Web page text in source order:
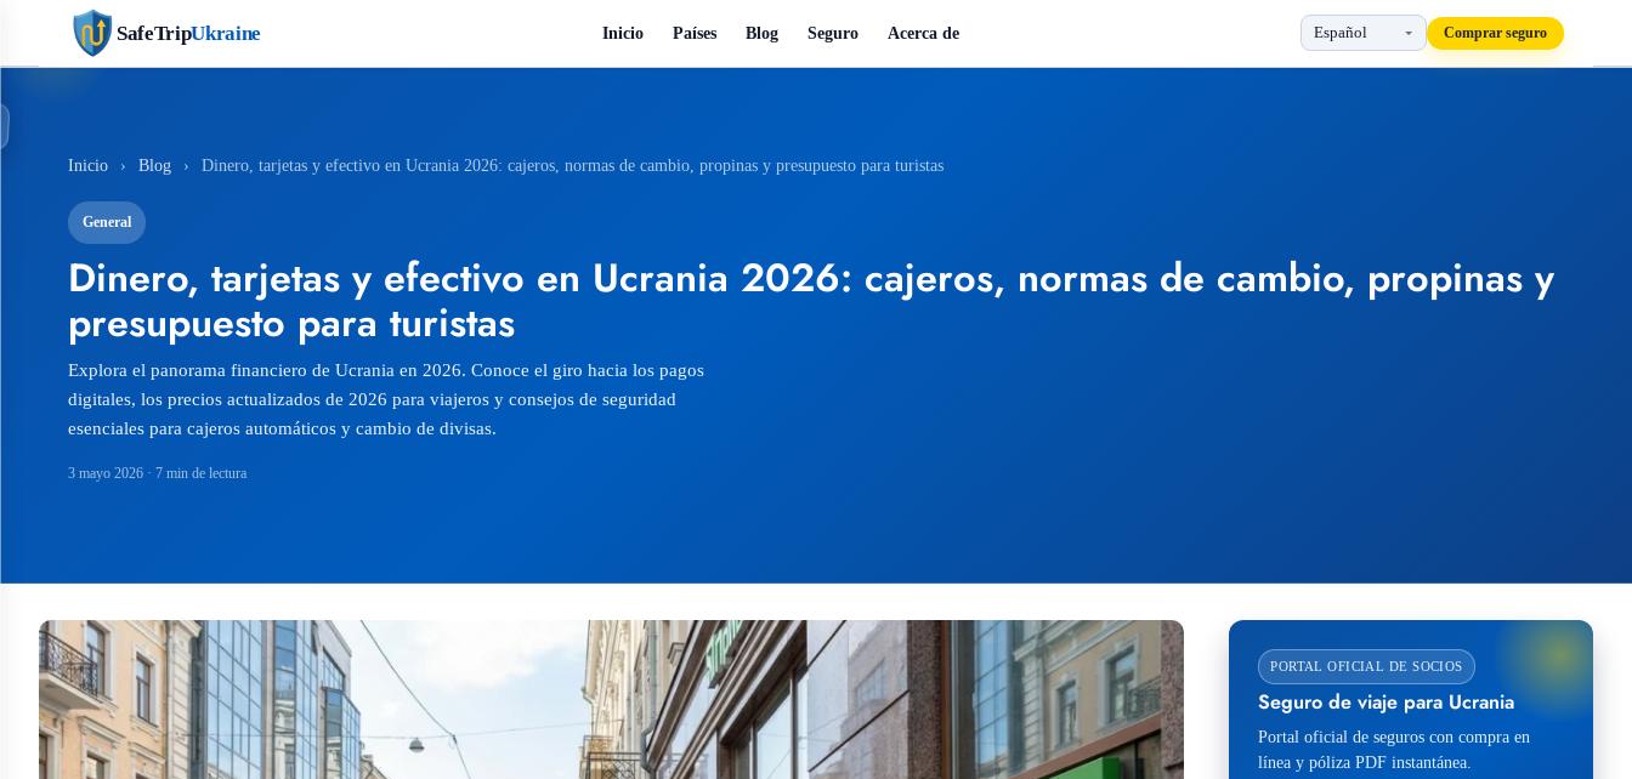
SafeTripUkraine Inicio Países Blog Seguro Acerca de Comprar seguro
Inicio › Blog › Dinero, tarjetas y efectivo en Ucrania 2026: cajeros, normas de cambio, propinas y presupuesto para turistas
General
Dinero, tarjetas y efectivo en Ucrania 2026: cajeros, normas de cambio, propinas y
presupuesto para turistas
Explora el panorama financiero de Ucrania en 2026. Conoce el giro hacia los pagos
digitales, los precios actualizados de 2026 para viajeros y consejos de seguridad
esenciales para cajeros automáticos y cambio de divisas.
3 mayo 2026 · 7 min de lectura
PORTAL OFICIAL DE SOCIOS
Seguro de viaje para Ucrania
Portal oficial de seguros con compra en
línea y póliza PDF instantánea.